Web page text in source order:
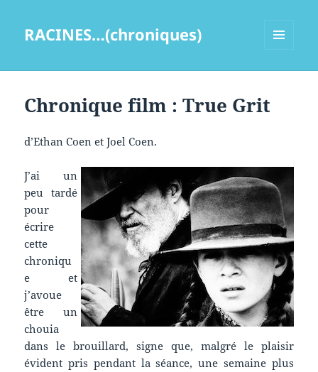
RACINES…(chroniques)
Chronique film : True Grit
d’Ethan Coen et Joel Coen.
J’ai un
peu tardé
pour
écrire
cette
chroniqu
e et
j’avoue
être un
chouia
dans le brouillard, signe que, malgré le plaisir
évident pris pendant la séance, une semaine plus